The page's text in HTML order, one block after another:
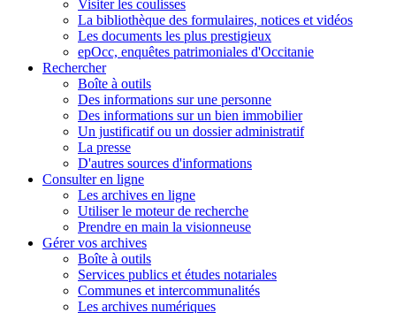
Visiter les coulisses
La bibliothèque des formulaires, notices et vidéos
Les documents les plus prestigieux
epOcc, enquêtes patrimoniales d'Occitanie
Rechercher
Boîte à outils
Des informations sur une personne
Des informations sur un bien immobilier
Un justificatif ou un dossier administratif
La presse
D'autres sources d'informations
Consulter en ligne
Les archives en ligne
Utiliser le moteur de recherche
Prendre en main la visionneuse
Gérer vos archives
Boîte à outils
Services publics et études notariales
Communes et intercommunalités
Les archives numériques